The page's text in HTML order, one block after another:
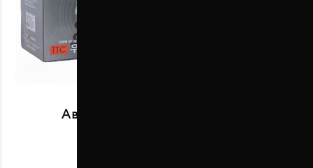
Автобаферы размер E задние